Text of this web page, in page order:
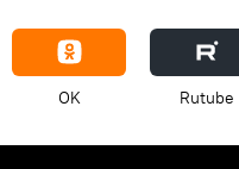
OK Rutube